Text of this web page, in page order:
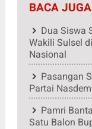
BACA JUGA
Dua Siswa
Wakili Sulsel
Nasional
Pasangan
Partai
Pamri
Satu Balon